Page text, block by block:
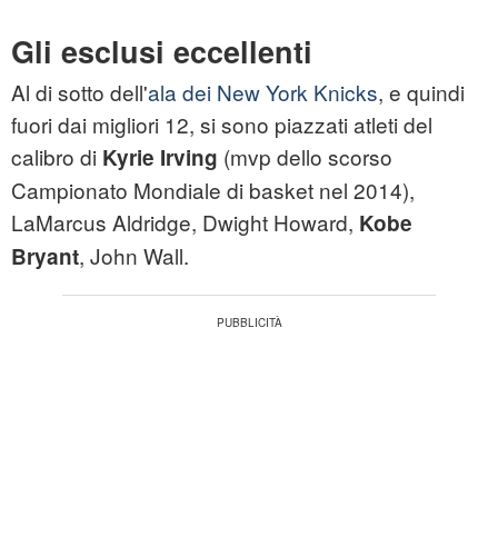
Gli esclusi eccellenti
Al di sotto dell'ala dei New York Knicks, e quindi
fuori dai migliori 12, si sono piazzati atleti del
calibro di Kyrie Irving (mvp dello scorso
Campionato Mondiale di basket nel 2014),
LaMarcus Aldridge, Dwight Howard, Kobe
Bryant, John Wall.